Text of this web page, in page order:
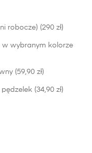
robocze) (290 zł)
w wybranym kolorze
(59,90 zł)
(34,90 zł)